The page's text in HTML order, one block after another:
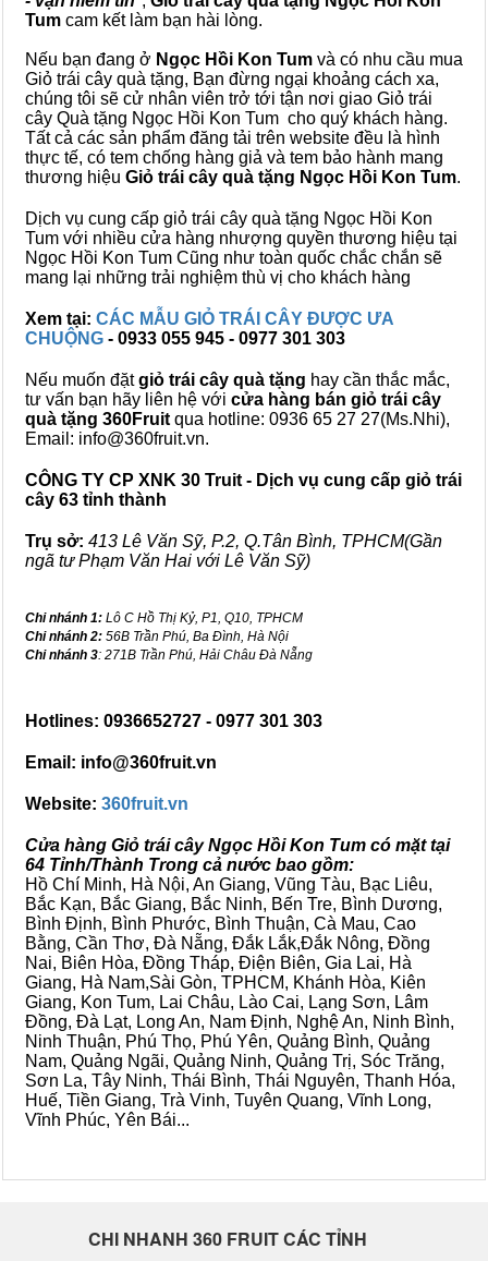
Tum cam kết làm bạn hài lòng.
Nếu bạn đang ở Ngọc Hồi Kon Tum và có nhu cầu mua
Giỏ trái cây quà tặng, Bạn đừng ngại khoảng cách xa,
chúng tôi sẽ cử nhân viên trở tới tận nơi giao Giỏ trái
cây Quà tặng Ngọc Hồi Kon Tum cho quý khách hàng.
Tất cả các sản phẩm đăng tải trên website đều là hình
thực tế, có tem chống hàng giả và tem bảo hành mang
thương hiệu Giỏ trái cây quà tặng Ngọc Hồi Kon Tum.
Dịch vụ cung cấp giỏ trái cây quà tặng Ngọc Hồi Kon
Tum với nhiều cửa hàng nhượng quyền thương hiệu tại
Ngọc Hồi Kon Tum Cũng như toàn quốc chắc chắn sẽ
mang lại những trải nghiệm thù vị cho khách hàng
Xem tại: CÁC MẪU GIỎ TRÁI CÂY ĐƯỢC ƯA
CHUỘNG - 0933 055 945 - 0977 301 303
Nếu muốn đặtgiỏ trái cây quà tặng hay cần thắc mắc,
tư vấn bạn hãy liên hệ với cửa hàng bán giỏ trái cây
quà tặng 360Fruit qua hotline: 0936 65 27 27(Ms.Nhi),
Email: info@360fruit.vn.
CÔNG TY CP XNK 30 Truit - Dịch vụ cung cấp giỏ trái
cây 63 tỉnh thành
Trụ sở: 413 Lê Văn Sỹ, P.2, Q.Tân Bình, TPHCM(Gần
ngã tư Phạm Văn Hai với Lê Văn Sỹ)
Chi nhánh 1: Lô C Hồ Thị Kỷ, P1, Q10, TPHCM
Chi nhánh 2: 56B Trần Phú, Ba Đình, Hà Nội
Chi nhánh 3: 271B Trần Phú, Hải Châu Đà Nẵng
Hotlines: 0936652727 - 0977 301 303
Email: info@360fruit.vn
Website: 360fruit.vn
Cửa hàng Giỏ trái cây Ngọc Hồi Kon Tum có mặt tại
64 Tỉnh/Thành Trong cả nước bao gồm:
Hồ Chí Minh, Hà Nội, An Giang, Vũng Tàu, Bạc Liêu,
Bắc Kạn, Bắc Giang, Bắc Ninh, Bến Tre, Bình Dương,
Bình Định, Bình Phước, Bình Thuận, Cà Mau, Cao
Bằng, Cần Thơ, Đà Nẵng, Đắk Lắk,Đắk Nông, Đồng
Nai, Biên Hòa, Đồng Tháp, Điện Biên, Gia Lai, Hà
Giang, Hà Nam,Sài Gòn, TPHCM, Khánh Hòa, Kiên
Giang, Kon Tum, Lai Châu, Lào Cai, Lạng Sơn, Lâm
Đồng, Đà Lạt, Long An, Nam Định, Nghệ An, Ninh Bình,
Ninh Thuận, Phú Thọ, Phú Yên, Quảng Bình, Quảng
Nam, Quảng Ngãi, Quảng Ninh, Quảng Trị, Sóc Trăng,
Sơn La, Tây Ninh, Thái Bình, Thái Nguyên, Thanh Hóa,
Huế, Tiền Giang, Trà Vinh, Tuyên Quang, Vĩnh Long,
Vĩnh Phúc, Yên Bái...
CHI NHANH 360 FRUIT CÁC TỈNH